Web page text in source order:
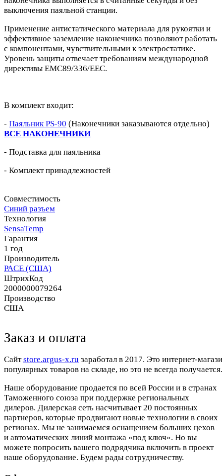
выключения паяльной станции.
Применение антистатического материала для рукоятки и
эффективное заземление наконечника позволяют работать
с компонентами, чувствительными к электростатике.
Уровень защиты отвечает требованиям международной
директивы EMC89/336/EEC.
В комплект входит:
- Паяльник PS-90 (Наконечники заказываются отдельно)
ВСЕ НАКОНЕЧНИКИ
- Подставка для паяльника
- Комплект принадлежностей
Совместимость
Синий разъем
Технология
SensaTemp
Гарантия
1 год
Производитель
PACE (США)
ШтрихКод
2000000079264
Производство
США
Заказ и оплата
Cайтstore.argus-x.ru заработал в 2017. Это интернет-
популярных товаров на складе, но это не всегда
Наше оборудование продается по всей России и в странах
Таможенного союза при поддержке региональных
дилеров. Дилерская сеть насчитывает 20 постоянных
партнеров, которые продвигают новые технологии в своих
регионах. Мы не занимаемся оснащением больших цехов
и автоматических линий монтажа «под ключ». Но вы
можете попросить вашего подрядчика включить в проект
наше оборудование. Будем рады сотрудничеству.